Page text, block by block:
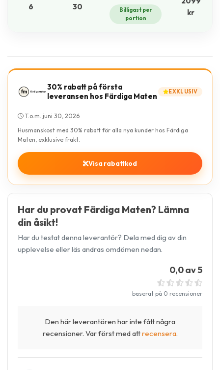
6 30
Billigast per
portion
kr
30% rabatt på första
leveransen hos Färdiga Maten
EXKLUSIV
T.o.m. juni 30, 2026
Husmanskost med 30% rabatt för alla nya kunder hos Färdiga
Maten, exklusive frakt.
Visa rabattkod
Har du provat Färdiga Maten? Lämna
din åsikt!
Har du testat denna leverantör? Dela med dig av din
upplevelse eller läs andras omdömen nedan.
0,0 av 5
baserat på 0 recensioner
Den här leverantören har inte fått några
recensioner. Var först med attrecensera.